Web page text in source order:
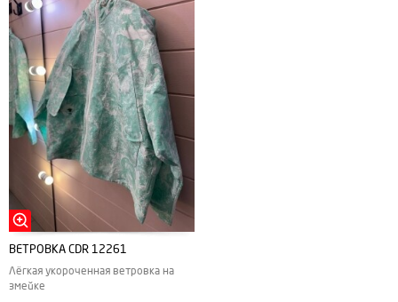
ВЕТРОВКА CDR 12261
Лёгкая укороченная ветровка на
змейке